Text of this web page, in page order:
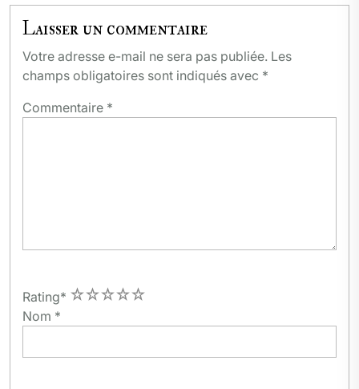
Laisser un commentaire
Votre adresse e-mail ne sera pas publiée. Les
champs obligatoires sont indiqués avec *
Commentaire *
Rating* 5
4
3
2
1
Nom *